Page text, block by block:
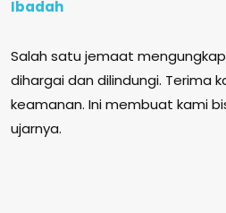
Ibadah
Salah satu jemaat
dihargai dan dilindungi. Terima
keamanan. Ini membuat kami
ujarnya.